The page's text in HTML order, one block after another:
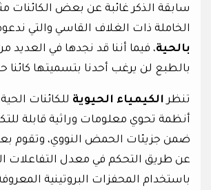
سابقة الذكر غائبة عن بعض الكائنات
الخاملة ذات الغلاف القاسي والتي
بالحية، فيما أننا قد نجدها في العديد
بالطبع لن يرغب أحدنا بتسميتها كائنا
تنظرالكيمياء الحيوية للكائنات
أنظمة تحوي معلومات وراثية قابلة
ضمن جزيئات الحمض النووي، وتقوم
عن طريق التحكم في معدل التفاعلات
باستخدام المحفزات البروتينية